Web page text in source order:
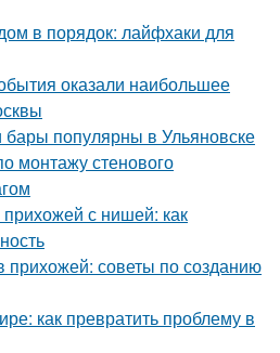
в порядок: лайфхаки для
оказали наибольшее
популярны в Ульяновске
монтажу стенового
с нишей: как
прихожей: советы по созданию
как превратить проблему в